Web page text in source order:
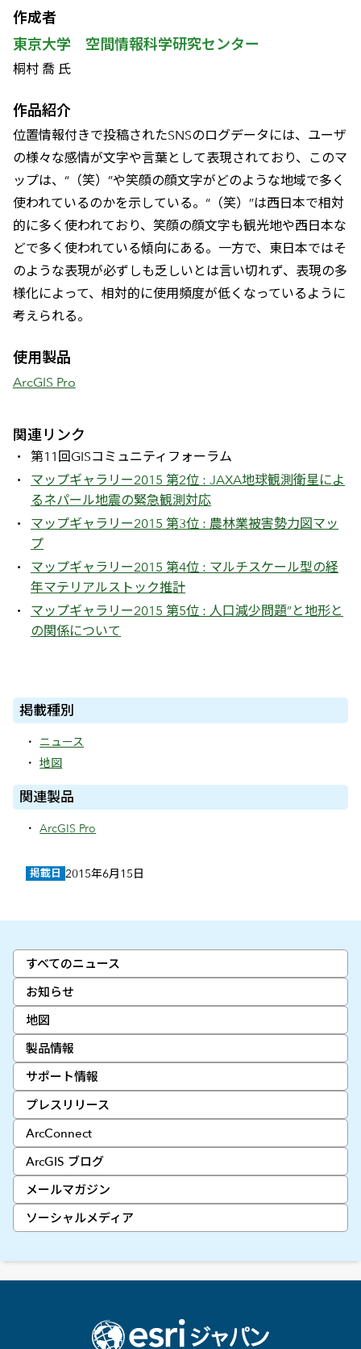
すべてのニュース
お知らせ
地図
製品情報
サポート情報
プレスリリース
ArcConnect
ArcGIS ブログ
メールマガジン
ソーシャルメディア
作成者
東京大学 空間情報科学研究センター
桐村 喬 氏
作品紹介
位置情報付きで投稿されたSNSのログデータには、ユーザ
の様々な感情が文字や言葉として表現されており、このマ
ップは、“（笑）”や笑顔の顔文字がどのような地域で多く
使われているのかを示している。“（笑）”は西日本で相対
的に多く使われており、笑顔の顔文字も観光地や西日本な
どで多く使われている傾向にある。一方で、東日本ではそ
のような表現が必ずしも乏しいとは言い切れず、表現の多
様化によって、相対的に使用頻度が低くなっているように
考えられる。
使用製品
ArcGIS Pro
関連リンク
第11回GISコミュニティフォーラム
マップギャラリー2015 第2位 : JAXA地球観測衛星によ
るネパール地震の緊急観測対応
マップギャラリー2015 第3位 : 農林業被害勢力図マッ
プ
マップギャラリー2015 第4位 : マルチスケール型の経
年マテリアルストック推計
マップギャラリー2015 第5位 : 人口減少問題”と地形と
の関係について
掲載種別
ニュース
地図
関連製品
ArcGIS Pro
掲載日 2015年6月15日